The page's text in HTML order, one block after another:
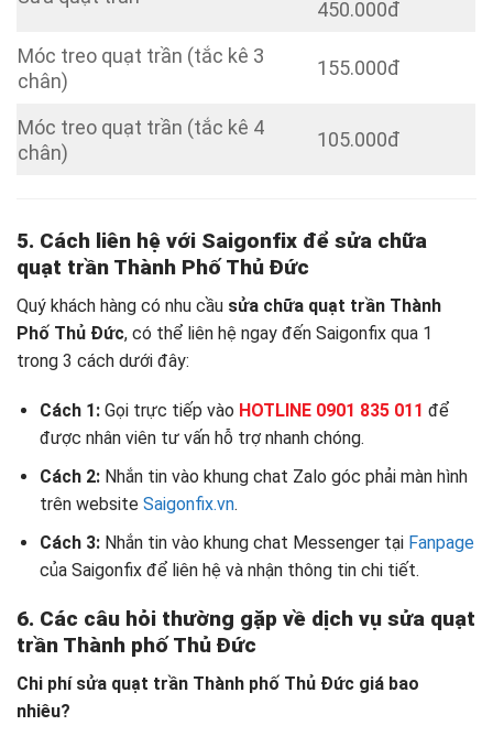
450.000đ
Móc treo quạt trần (tắc kê 3
chân)
155.000đ
Móc treo quạt trần (tắc kê 4
chân)
105.000đ
5. Cách liên hệ với Saigonfix để sửa chữa
quạt trần Thành Phố Thủ Đức
Quý khách hàng có nhu cầu sửa chữa quạt trần Thành
Phố Thủ Đức, có thể liên hệ ngay đến Saigonfix qua 1
trong 3 cách dưới đây:
Cách 1: Gọi trực tiếp vào HOTLINE 0901 835 011 để
được nhân viên tư vấn hỗ trợ nhanh chóng.
Cách 2: Nhắn tin vào khung chat Zalo góc phải màn hình
trên website Saigonfix.vn.
Cách 3: Nhắn tin vào khung chat Messenger tại Fanpage
của Saigonfix để liên hệ và nhận thông tin chi tiết.
6. Các câu hỏi thường gặp về dịch vụ sửa quạt
trần Thành phố Thủ Đức
Chi phí sửa quạt trần Thành phố Thủ Đức giá bao
nhiêu?